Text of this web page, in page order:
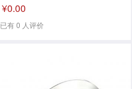
¥0.00
已有 0 人评价